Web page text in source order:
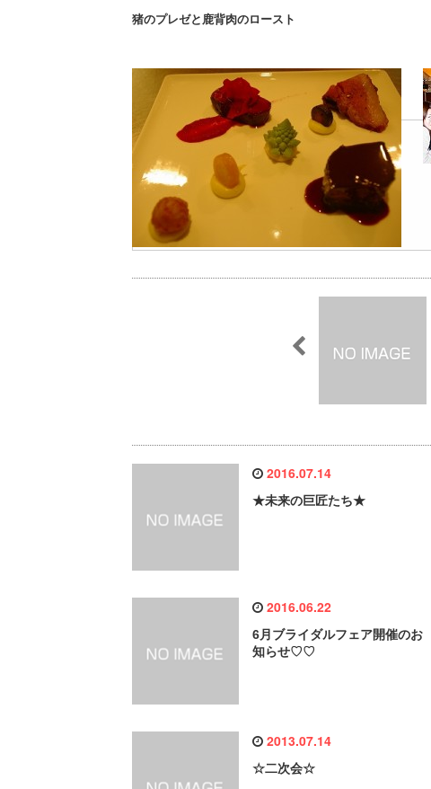
猪のプレゼと鹿背肉のロースト
2016.07.14
★未来の巨匠たち★
2016.06.22
6月ブライダルフェア開催のお
知らせ♡♡
2013.07.14
☆二次会☆